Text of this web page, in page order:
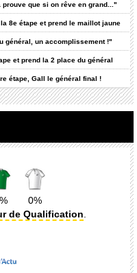
prouve que si on rêve en grand..."
8e étape et prend le maillot jaune
général, un accomplissement !"
et prend la 2 place du général
étape, Gall le général final !
0%
de Qualification.